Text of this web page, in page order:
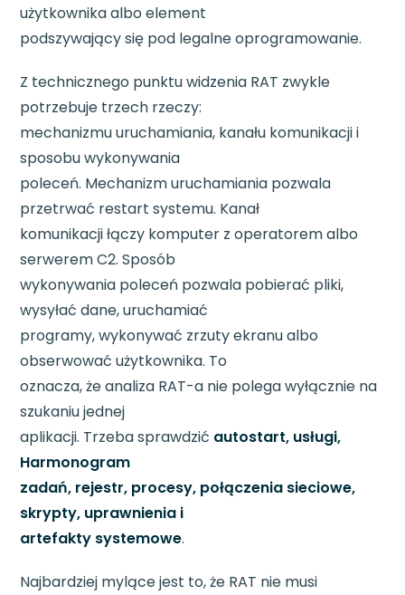
użytkownika albo element
podszywający się pod legalne oprogramowanie.
Z technicznego punktu widzenia RAT zwykle
potrzebuje trzech rzeczy:
mechanizmu uruchamiania, kanału komunikacji i
sposobu wykonywania
poleceń. Mechanizm uruchamiania pozwala
przetrwać restart systemu. Kanał
komunikacji łączy komputer z operatorem albo
serwerem C2. Sposób
wykonywania poleceń pozwala pobierać pliki,
wysyłać dane, uruchamiać
programy, wykonywać zrzuty ekranu albo
obserwować użytkownika. To
oznacza, że analiza RAT-a nie polega wyłącznie na
szukaniu jednej
aplikacji. Trzeba sprawdzić autostart, usługi,
Harmonogram
zadań, rejestr, procesy, połączenia sieciowe,
skrypty, uprawnienia i
artefakty systemowe.
Najbardziej mylące jest to, że RAT nie musi